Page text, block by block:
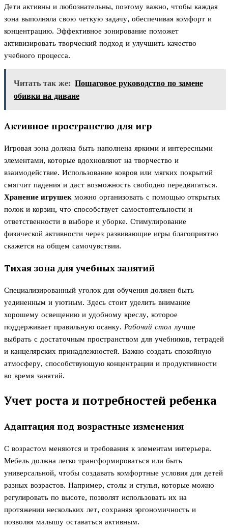
Дети активны и любознательны, поэтому важно, чтобы каждая
зона выполняла свою четкую задачу, обеспечивая комфорт и
концентрацию. Эффективное зонирование поможет
активизировать творческий подход и улучшить качество
учебного процесса.
Читать так же: Пошаговое руководство по замене
обивки на диване
Активное пространство для игр
Игровая зона должна быть наполнена яркими и интересными
элементами, которые вдохновляют на творчество и
взаимодействие. Использование ковров или мягких покрытий
смягчит падения и даст возможность свободно передвигаться.
Хранение игрушек можно организовать с помощью открытых
полок и корзин, что способствует самостоятельности и
ответственности в выборе и уборке. Стимулирование
физической активности через развивающие игры благоприятно
скажется на общем самочувствии.
Тихая зона для учебных занятий
Специализированный уголок для обучения должен быть
уединенным и уютным. Здесь стоит уделить внимание
хорошему освещению и удобному креслу, которое
поддерживает правильную осанку. Рабочий стол лучше
выбрать с достаточным пространством для учебников, тетрадей
и канцелярских принадлежностей. Важно создать спокойную
атмосферу, способствующую концентрации и продуктивности
во время занятий.
Учет роста и потребностей ребенка
Адаптация под возрастные изменения
С возрастом меняются и требования к элементам интерьера.
Мебель должна легко трансформироваться или быть
универсальной, чтобы создавать комфортные условия для детей
разных возрастов. Например, столы и стулья, которые можно
регулировать по высоте, позволят использовать их на
протяжении нескольких лет, сохраняя эргономичность и
позволяя малышу оставаться активным.